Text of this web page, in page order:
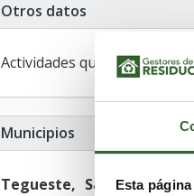
Esta
Otros datos
Actividades que desarrollan:
Municipios
Tegueste Santiago del